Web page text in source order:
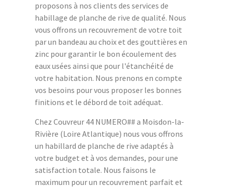
proposons à nos clients des services de
habillage de planche de rive de qualité. Nous
vous offrons un recouvrement de votre toit
par un bandeau au choix et des gouttières en
zinc pour garantir le bon écoulement des
eaux usées ainsi que pour l'étanchéité de
votre habitation. Nous prenons en compte
vos besoins pour vous proposer les bonnes
finitions et le débord de toit adéquat.
Chez Couvreur 44 NUMERO## a Moisdon-la-
Rivière (Loire Atlantique) nous vous offrons
un habillard de planche de rive adaptés à
votre budget et à vos demandes, pour une
satisfaction totale. Nous faisons le
maximum pour un recouvrement parfait et